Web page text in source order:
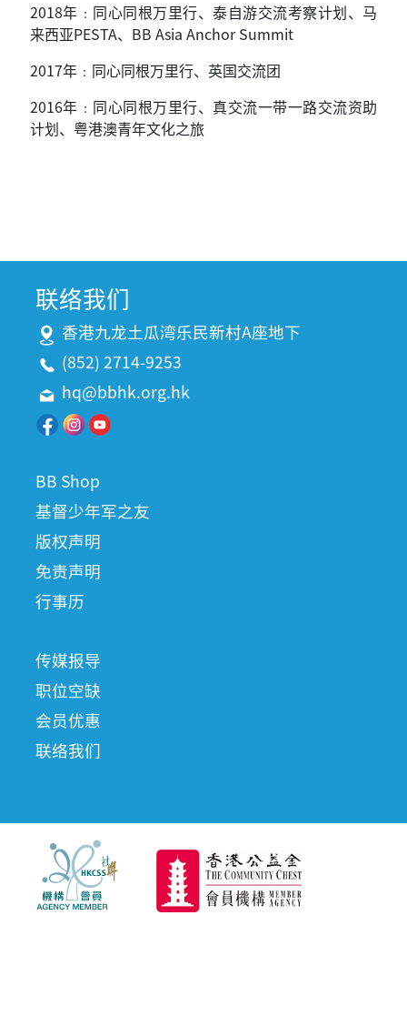
2018年﹕同心同根万里行、泰自游交流考察计划、马
来西亚PESTA、BB Asia Anchor Summit
2017年﹕同心同根万里行、英国交流团
2016年﹕同心同根万里行、真交流一带一路交流资助
计划、粤港澳青年文化之旅
联络我们
香港九龙土瓜湾乐民新村A座地下
(852) 2714-9253
hq@bbhk.org.hk
BB Shop
基督少年军之友
版权声明
免责声明
行事历
传媒报导
职位空缺
会员优惠
联络我们